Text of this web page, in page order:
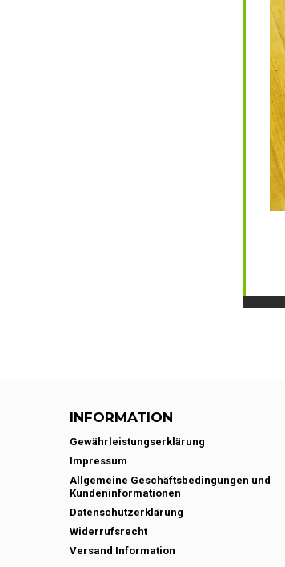
INFORMATION
Gewährleistungserklärung
Impressum
Allgemeine Geschäftsbedingungen und
Kundeninformationen
Datenschutzerklärung
Widerrufsrecht
Versand Information